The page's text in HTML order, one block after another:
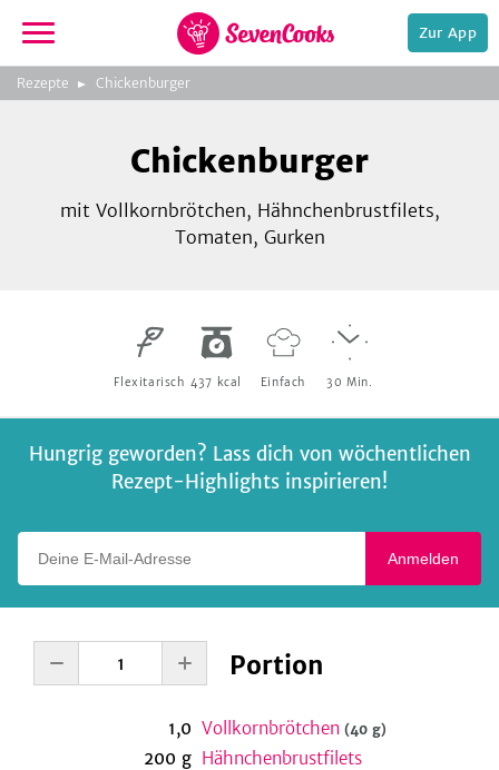
zur
Startseite
Zur App
Rezepte Chickenburger
Bild
3
zeigen
Chickenburger
mit Vollkornbrötchen, Hähnchenbrustfilets,
Tomaten, Gurken
Flexitarisch 437 kcal Einfach 30 Min.
Hungrig geworden? Lass dich von wöchentlichen
Rezept-Highlights inspirieren!
Anmelden
Portion
1,0 Vollkornbrötchen (40 g)
200 g Hähnchenbrustfilets